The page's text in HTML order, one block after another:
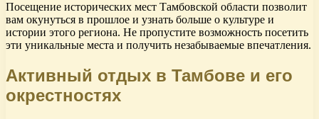
Посещение исторических мест Тамбовской области позволит
вам окунуться в прошлое и узнать больше о культуре и
истории этого региона. Не пропустите возможность посетить
эти уникальные места и получить незабываемые впечатления.
Активный отдых в Тамбове и его
окрестностях